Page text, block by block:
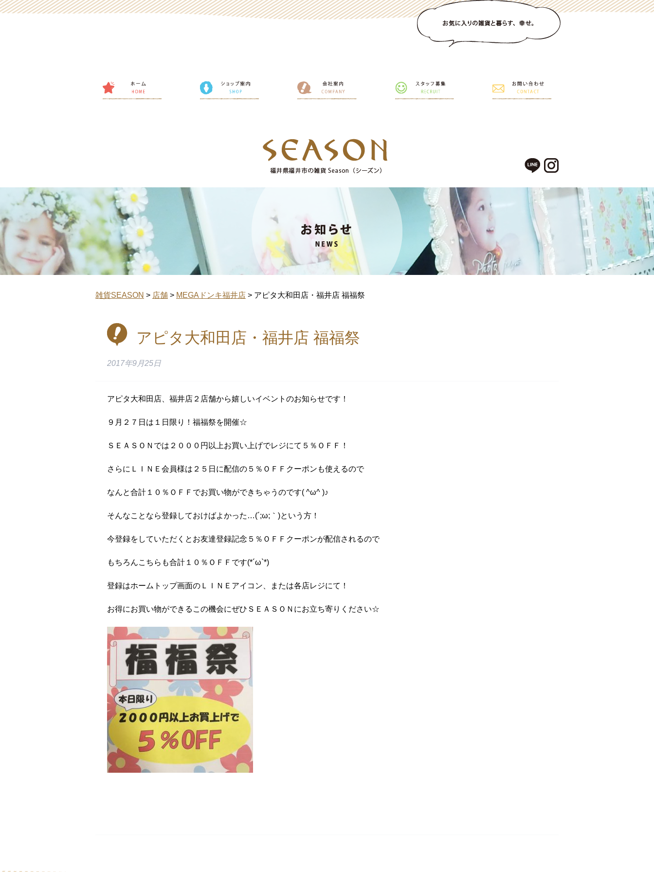
雑貨SEASON > 店舗 > MEGAドンキ福井店 > アピタ大和田店・福井店 福福祭
アピタ大和田店・福井店 福福祭
2017年9月25日
アピタ大和田店、福井店２店舗から嬉しいイベントのお知らせです！
９月２７日は１日限り！福福祭を開催☆
ＳＥＡＳＯＮでは２０００円以上お買い上げでレジにて５％ＯＦＦ！
さらにＬＩＮＥ会員様は２５日に配信の５％ＯＦＦクーポンも使えるので
なんと合計１０％ＯＦＦでお買い物ができちゃうのです( ^ω^ )♪
そんなことなら登録しておけばよかった…(´;ω;｀)という方！
今登録をしていただくとお友達登録記念５％ＯＦＦクーポンが配信されるので
もちろんこちらも合計１０％ＯＦＦです(*´ω`*)
登録はホームトップ画面のＬＩＮＥアイコン、または各店レジにて！
お得にお買い物ができるこの機会にぜひＳＥＡＳＯＮにお立ち寄りください☆